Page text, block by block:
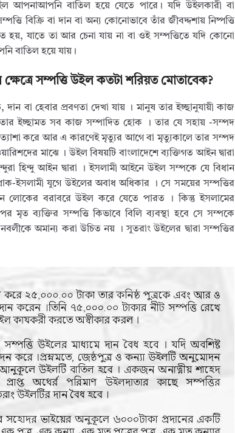
আপনাআপনি বাতিল হয়ে যেতে পারে। যদি উইলকারী বা
বা দান বা অন্য কোনোভাবে তাঁর জীবদ্দশায় নিষ্পত্তি
যাতে তা আর চেনা যায় না বা ওই সম্পত্তিতে যদি কোনো
বাতিল হয়ে যায়।
সম্পত্তি উইল কতটা শরিয়ত মোতাবেক?
বা হেবার প্রবণতা দেখা যায় । মানুষ তার ইচ্ছানুযায়ী কাজ
ইচ্ছামত সব কাজ সম্পাদিত হোক । তার যে সহায় -সম্পদ
করে আর এ কারণেই মৃত্যুর আগে বা মৃত্যুকালে তার সম্পদ
মাঝে । উইল বিষয়টি বাংলাদেশে ব্যক্তিগত আইন দ্বারা
হিন্দু আইন দ্বারা । ইসলামী আইনে উইল সম্পকে যে বিধান
ইসলামী যুগে উইলের অবাধ অধিকার । সে সময়ের সম্পত্তির
লোকের বরাবরে উইল করে যেতে পারত । কিন্তু ইসলামের
ব্যক্তির সম্পত্তি কিভাবে বিলি ব্যবস্থা হবে সে সম্পকে
অমান্য করা উচিত নয় । সুতরাং উইলের দ্বারা সম্পত্তির